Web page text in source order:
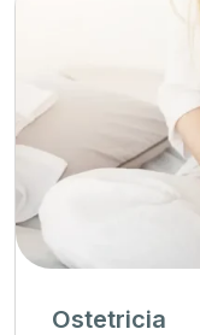
Ostetricia